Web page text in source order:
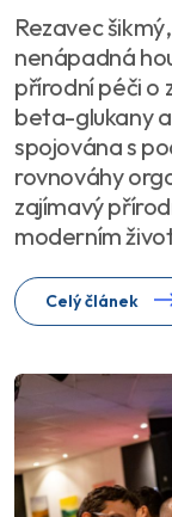
Rezavec
nenápadná
přírodní péči o
beta-glukany
spojována s
rovnováhy
zajímavý
moderním
Celý článek